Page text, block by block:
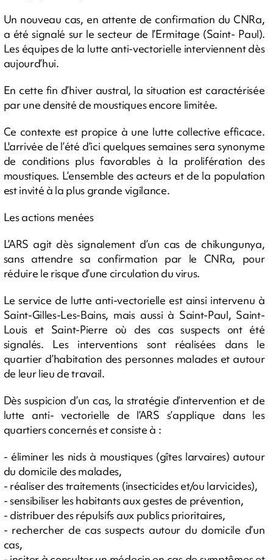
Un nouveau cas, en attente de confirmation du CNRa,
a été signalé sur le secteur de l’Ermitage (Saint- Paul).
Les équipes de la lutte anti-vectorielle interviennent dès
aujourd’hui.
En cette fin d’hiver austral, la situation est caractérisée
par une densité de moustiques encore limitée.
Ce contexte est propice à une lutte collective efficace.
L'arrivée de l’été d’ici quelques semaines sera synonyme
de conditions plus favorables à la prolifération des
moustiques. L’ensemble des acteurs et de la population
est invité à la plus grande vigilance.
Les actions menées
L’ARS agit dès signalement d’un cas de chikungunya,
sans attendre sa confirmation par le CNRa, pour
réduire le risque d’une circulation du virus.
Le service de lutte anti-vectorielle est ainsi intervenu à
Saint-Gilles-Les-Bains, mais aussi à Saint-Paul, Saint-
Louis et Saint-Pierre où des cas suspects ont été
signalés. Les interventions sont réalisées dans le
quartier d’habitation des personnes malades et autour
de leur lieu de travail.
Dès suspicion d’un cas, la stratégie d’intervention et de
lutte anti- vectorielle de l’ARS s’applique dans les
quartiers concernés et consiste à :
- éliminer les nids à moustiques (gîtes larvaires) autour
du domicile des malades,
- réaliser des traitements (insecticides et/ou larvicides),
- sensibiliser les habitants aux gestes de prévention,
- distribuer des répulsifs aux publics prioritaires,
- rechercher de cas suspects autour du domicile d’un
cas,